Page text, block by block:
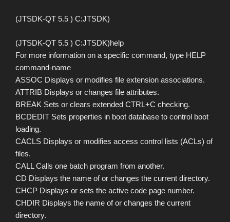
(JTSDK-QT 5.5 ) C:JTSDK)
(JTSDK-QT 5.5 ) C:JTSDK)help
For more information on a specific command, type HELP
command-name
ASSOC Displays or modifies file extension associations.
ATTRIB Displays or changes file attributes.
BREAK Sets or clears extended CTRL+C checking.
BCDEDIT Sets properties in boot database to control boot
loading.
CACLS Displays or modifies access control lists (ACLs) of
files.
CALL Calls one batch program from another.
CD Displays the name of or changes the current directory.
CHCP Displays or sets the active code page number.
CHDIR Displays the name of or changes the current
directory.